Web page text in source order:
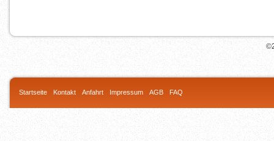
Startseite Kontakt Anfahrt Impressum AGB FAQ